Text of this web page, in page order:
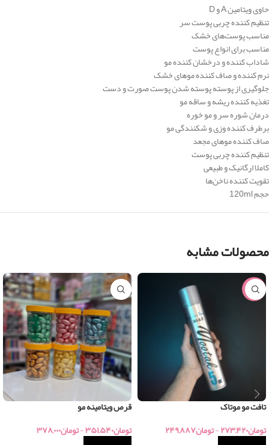
حاوی ویتامین A و D
تنظیم کننده چربی پوست سر
مناسب پوست‌های خشک
مناسب برای انواع پوست
شاداب کننده و درخشان کننده مو
نرم کننده و صاف کننده موهای خشک
جلوگیری از پوسته پوسته شدن پوست صورت و دست
تغذیه کننده ریشه و ساقه مو
درمان شوره سر و مو خوره
برطرف کننده وزی و شکنندگی مو
صاف کننده موهای مجعد
تنظیم کننده چربی پوست
کاملا ارگانیک و طبیعی
تقویت کننده ناخن‌ها
حجم 120ml
محصولات مشابه
-15%
تافت مو موتاک
تومان۲۷۳,۴۲۰-تومان۲۴۹,۸۸۷
قرص ویتامینه مو
تومان۳۵۱,۵۴۰-تومان۳۷۸,۰۰۰